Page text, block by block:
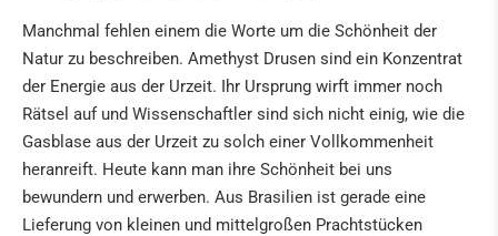
Manchmal fehlen einem die Worte um die Schönheit der
Natur zu beschreiben. Amethyst Drusen sind ein Konzentrat
der Energie aus der Urzeit. Ihr Ursprung wirft immer noch
Rätsel auf und Wissenschaftler sind sich nicht einig, wie die
Gasblase aus der Urzeit zu solch einer Vollkommenheit
heranreift. Heute kann man ihre Schönheit bei uns
bewundern und erwerben. Aus Brasilien ist gerade eine
Lieferung von kleinen und mittelgroßen Prachtstücken